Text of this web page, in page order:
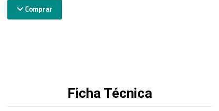
Comprar
Ficha Técnica